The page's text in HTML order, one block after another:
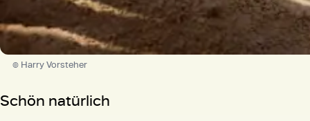
© Harry Vorsteher
Schön natürlich